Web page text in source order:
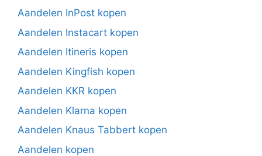
Aandelen InPost kopen
Aandelen Instacart kopen
Aandelen Itineris kopen
Aandelen Kingfish kopen
Aandelen KKR kopen
Aandelen Klarna kopen
Aandelen Knaus Tabbert kopen
Aandelen kopen